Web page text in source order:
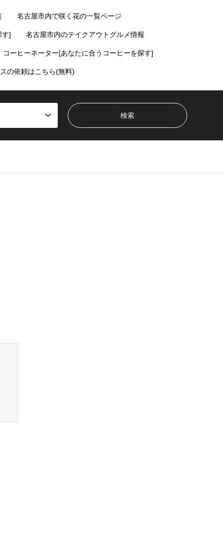
名古屋市内で咲く花の一覧ページ
す] 名古屋市内のテイクアウトグルメ情報
コーヒーネーター[あなたに合うコーヒーを探す]
の依頼はこちら(無料)